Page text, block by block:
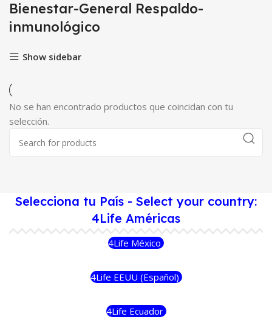
Bienestar-General Respaldo-
inmunológico
Show sidebar
No se han encontrado productos que coincidan con tu
selección.
Selecciona tu País - Select your country:
4Life Américas
4Life México
4Life EEUU (Español)
4Life Ecuador